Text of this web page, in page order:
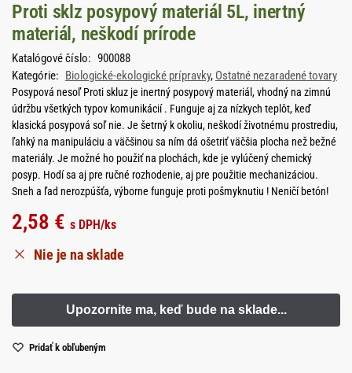
Proti sklz posypový materiál 5L, inertný
materiál, neškodí prírode
Katalógové číslo: 900088
Kategórie: Biologické-ekologické prípravky, Ostatné nezaradené tovary
Posypová nesoľ Proti skluz je inertný posypový materiál, vhodný na zimnú
údržbu všetkých typov komunikácií . Funguje aj za nízkych teplôt, keď
klasická posypová soľ nie. Je šetrný k okoliu, neškodí životnému prostrediu,
ľahký na manipuláciu a väčšinou sa ním dá ošetriť väčšia plocha než bežné
materiály. Je možné ho použiť na plochách, kde je vylúčený chemický
posyp. Hodí sa aj pre ručné rozhodenie, aj pre použitie mechanizáciou.
Sneh a ľad nerozpúšťa, výborne funguje proti pošmyknutiu ! Neničí betón!
2,58 € s DPH/ks
Nie je na sklade
Pridať k obľubeným